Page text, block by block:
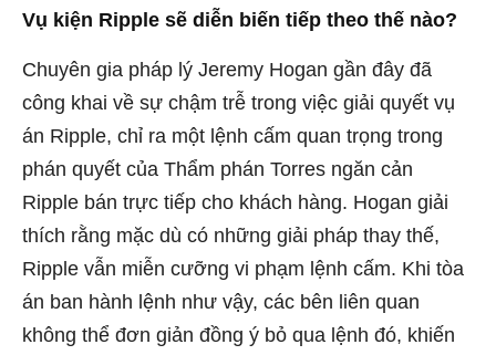
Vụ kiện Ripple sẽ diễn biến tiếp theo thế nào?
Chuyên gia pháp lý Jeremy Hogan gần đây đã
công khai về sự chậm trễ trong việc giải quyết vụ
án Ripple, chỉ ra một lệnh cấm quan trọng trong
phán quyết của Thẩm phán Torres ngăn cản
Ripple bán trực tiếp cho khách hàng. Hogan giải
thích rằng mặc dù có những giải pháp thay thế,
Ripple vẫn miễn cưỡng vi phạm lệnh cấm. Khi tòa
án ban hành lệnh như vậy, các bên liên quan
không thể đơn giản đồng ý bỏ qua lệnh đó, khiến